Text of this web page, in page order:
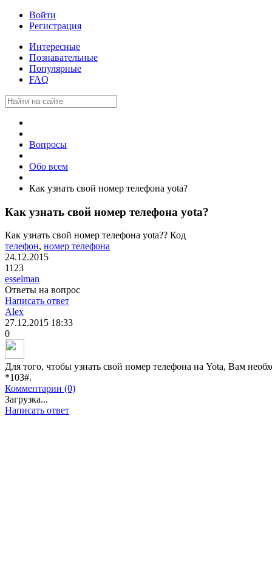
Войти
Регистрация
Интересные
Познавательные
Популярные
FAQ
Вопросы
Обо всем
Как узнать свой номер телефона yota?
Как узнать свой номер телефона yota?
Как узнать свой номер телефона yota?? Код
телефон, номер телефона
24.12.2015
1123
esselman
Ответы на вопрос
Написать ответ
Alex
27.12.2015 18:33
0
Для того, чтобы узнать свой номер телефона на Yota, Вам
*103#.
Комментарии (0)
Загрузка...
Написать ответ